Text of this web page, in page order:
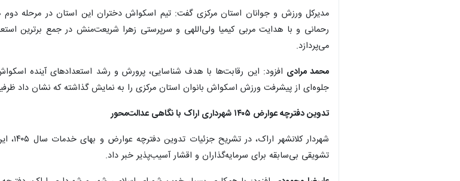
مدیرکل ورزش و جوانان استان مرکزی گفت: تیم اسکواش دختران این استان در مرحله دوم
می‌پردازد.
محمد مرادی افزود: این رقابت‌ها با هدف شناسایی، پرورش و رشد استعدادهای آینده
جلوه‌ای از پیشرفت ورزش اسکواش بانوان استان مرکزی را به نمایش گذاشته که نشان داد
تدوین دفترچه عوارض ۱۴۰۵ شهرداری اراک با نگاهی عدالت‌محور
تشویقی بی‌سابقه برای سرمایه‌گذاران و اقشار آسیب‌پذیر خبر داد.